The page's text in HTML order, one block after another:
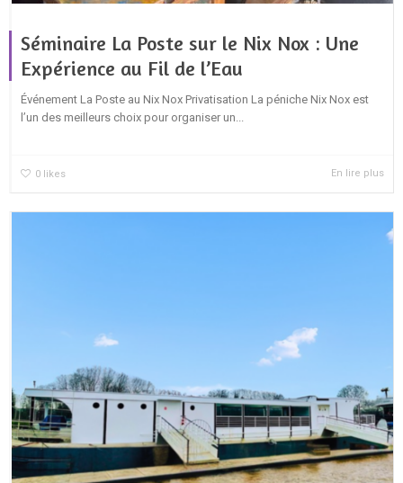
Séminaire La Poste sur le Nix Nox : Une
Expérience au Fil de l’Eau
Événement La Poste au Nix Nox Privatisation La péniche Nix Nox est
l’un des meilleurs choix pour organiser un...
0 likes En lire plus